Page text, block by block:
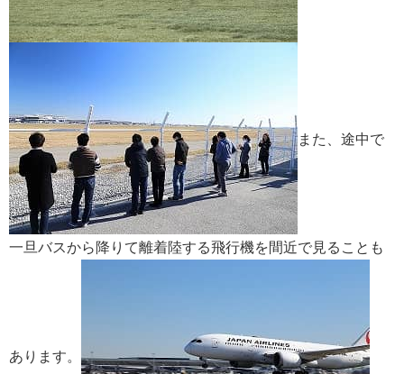
また、途中で
一旦バスから降りて離着陸する飛行機を間近で見ることも
あります。